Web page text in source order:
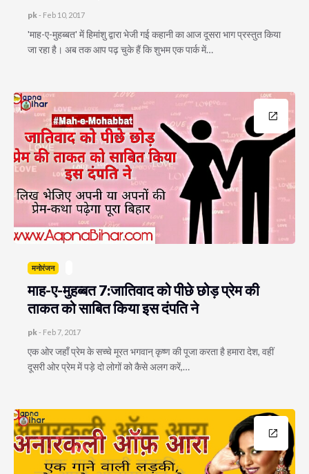
pk- Feb 10, 2017
​'माह-ए-मुहब्बत' में हिमांशु द्वारा भेजी गई कहानी का आज दूसरा भाग प्रस्तुत किया
जा रहा है। अब तक आप पढ़ चुके हैं कि शुभम एक पार्क में…
मनोरंजन
माह-ए-मुहब्बत 7:जातिवाद को पीछे छोड़ प्रेम की
ताकत को साबित किया इस दंपति ने
pk- Feb 7, 2017
एक ओर जहाँ प्रेम के सच्चे मूरत भगवान् कृष्ण की पूजा करता है हमारा देश, वहीं
दूसरी ओर प्रेम में पड़े दो लोगों को कैसे अलग करें,…